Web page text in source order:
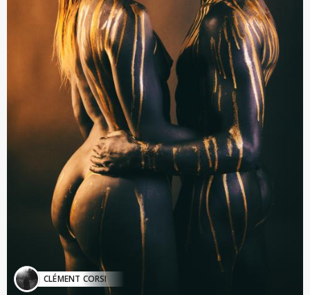
CLÉMENT CORSI